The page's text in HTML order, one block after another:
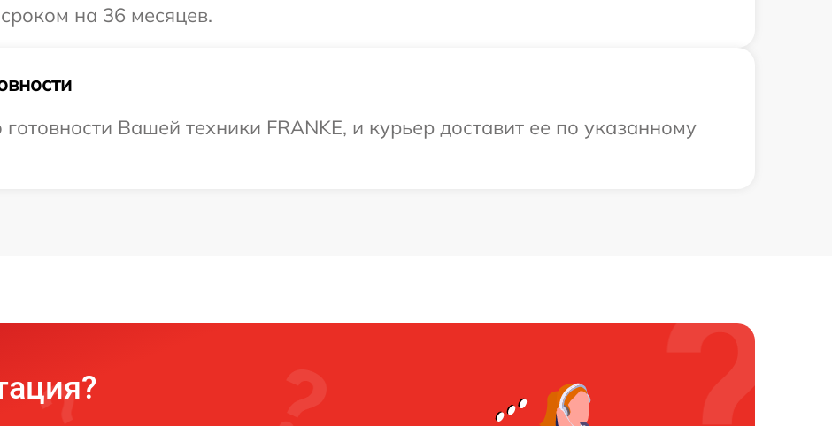
на 36 месяцев.
Вашей техники FRANKE, и курьер доставит ее по указанному